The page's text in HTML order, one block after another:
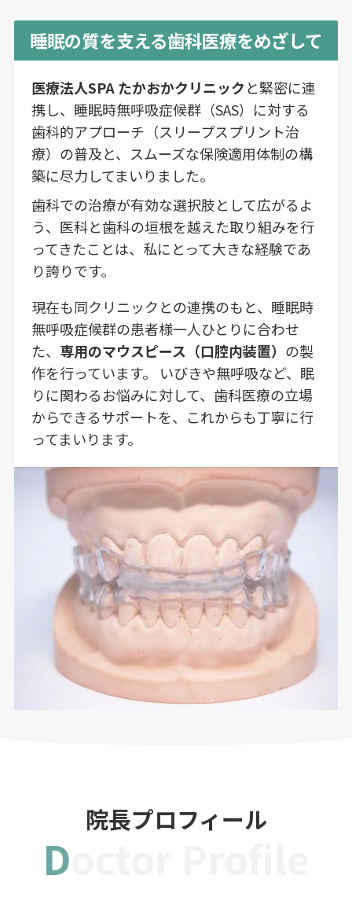
睡眠の質を支える歯科医療をめざして
医療法人SPA たかおかクリニックと緊密に連
携し、睡眠時無呼吸症候群（SAS）に対する
歯科的アプローチ（スリープスプリント治
療）の普及と、スムーズな保険適用体制の構
築に尽力してまいりました。
歯科での治療が有効な選択肢として広がるよ
う、医科と歯科の垣根を越えた取り組みを行
ってきたことは、私にとって大きな経験であ
り誇りです。
現在も同クリニックとの連携のもと、睡眠時
無呼吸症候群の患者様一人ひとりに合わせ
た、 専用のマウスピース（口腔内装置） の製
作を行っています。 いびきや無呼吸など、眠
りに関わるお悩みに対して、歯科医療の立場
からできるサポートを、これからも丁寧に行
ってまいります。
院長プロフィール